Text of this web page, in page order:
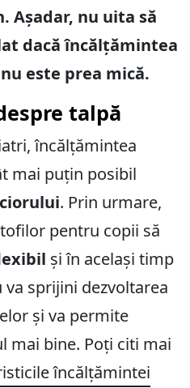
Așadar, nu uita să
dacă încălțămintea
este prea mică.
talpă
încălțămintea
mai puțin posibil
. Prin urmare,
pentru copii să
și în același timp
sprijini dezvoltarea
și va permite
mai bine. Poți citi mai
încălțămintei